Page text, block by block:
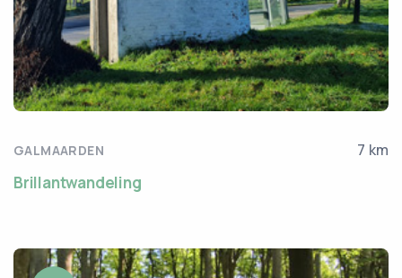
GALMAARDEN 7 km
Brillantwandeling